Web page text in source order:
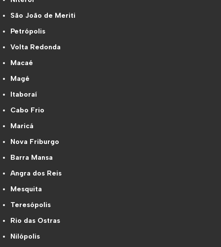
São João de Meriti
Petrópolis
Volta Redonda
Macaé
Magé
Itaboraí
Cabo Frio
Maricá
Nova Friburgo
Barra Mansa
Angra dos Reis
Mesquita
Teresópolis
Rio das Ostras
Nilópolis